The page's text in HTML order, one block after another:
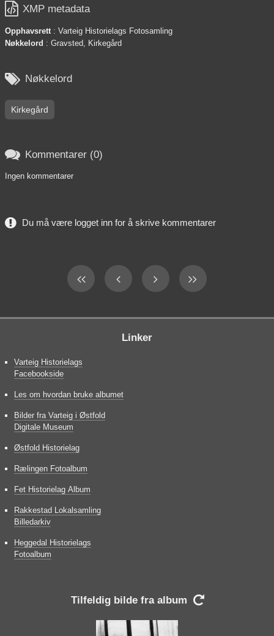
 XMP metadata
Opphavsrett : Varteig Historielags Fotosamling
Nøkkelord : Gravsted, Kirkegård
 Nøkkelord
Kirkegård
 Kommentarer (0)
Ingen kommentarer
Du må være logget inn for å skrive kommentarer
Linker
Varteig Historielags
Facebookside
Les om hvordan bruke albumet
Bilder fra Varteig i Østfold
Digitale Museum
Østfold Historielag
Rælingen Fotoalbum
Fet Historielag Album
Rakkestad Lokalsamling
Billedarkiv
Heggedal Historielags
Fotoalbum
Tilfeldig bilde fra album 